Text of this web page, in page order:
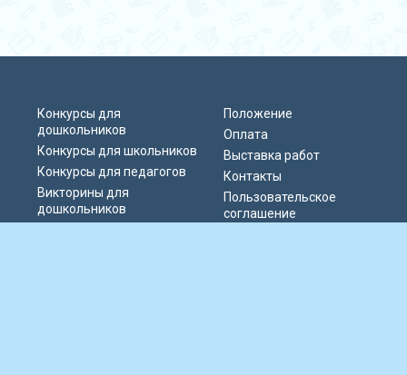
Конкурсы для
дошкольников
Конкурсы для школьников
Конкурсы для педагогов
Викторины для
дошкольников
Положение
Оплата
Выставка работ
Контакты
Пользовательское
соглашение